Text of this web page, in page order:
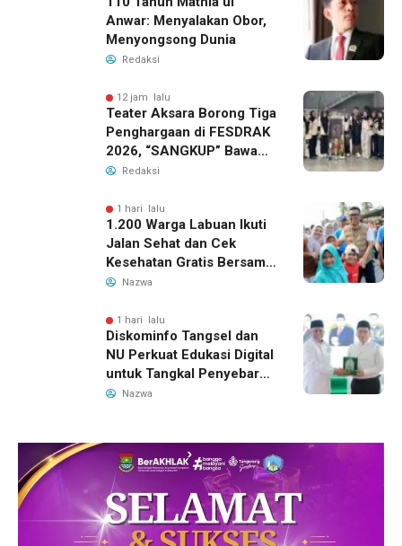
Anwar: Menyalakan Obor,
Menyongsong Dunia
Redaksi
12 jam lalu
Teater Aksara Borong Tiga
Penghargaan di FESDRAK
2026, “SANGKUP” Bawa
Pulang Juara 2 Grup
Redaksi
1 hari lalu
1.200 Warga Labuan Ikuti
Jalan Sehat dan Cek
Kesehatan Gratis Bersama
Gubernur Banten
Nazwa
1 hari lalu
Diskominfo Tangsel dan
NU Perkuat Edukasi Digital
untuk Tangkal Penyebaran
Hoaks
Nazwa